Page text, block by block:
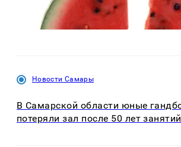
Новости Самары
В Самарской области юные
потеряли зал после 50 лет занятий